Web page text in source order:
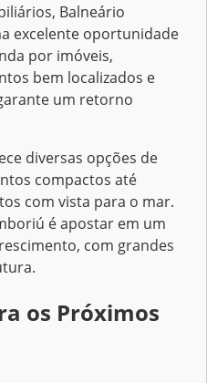
Balneário
excelente oportunidade
por imóveis,
bem localizados e
um retorno
diversas opções de
compactos até
com vista para o mar.
é apostar em um
com grandes
os Próximos